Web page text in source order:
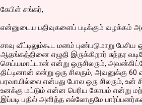
கேபிள் சங்கர்,
என்னுடைய பதிவுகளைப் படிக்கும் வழக்கம்
சாவு வீட்டிலும்கூட மனம் புண்படுமாறு
ஆதங்கத்தினை எழுதி இருக்கிறார் சுந்தர
செய்யமாட்டான் என்று ஒருசிலரும்,
திட்டினான் என்று ஒரு சிலரும்,
பரவாயில்லை என்பது போல ஒரு சிலரும்,
உனக்கு மட்டும் என்ன பெரிய கோபம் என்று
இப்படி பதில் அளித்த எல்லோருமே